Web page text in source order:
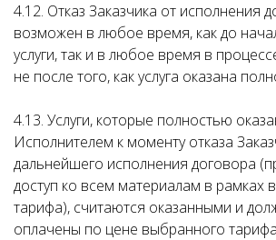
4.12. Отказ Заказчика от исполнения
возможен в любое время, как до
услуги, так и в любое время в
не после того, как услуга оказана
4.13. Услуги, которые полностью
Исполнителем к моменту отказа
дальнейшего исполнения договора
доступ ко всем материалам в рамках
тарифа), считаются оказанными и
оплачены по цене выбранного